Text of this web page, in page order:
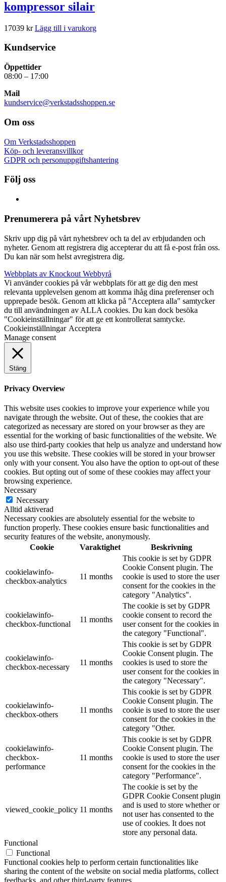
kompressor silair
17039 kr Lägg till i varukorg
Kundservice
Öppettider
08:00 – 17:00
Mail
kundservice@verkstadsshoppen.se
Om oss
Om Verkstadsshoppen
Köp- och leveransvillkor
GDPR och personuppgiftshantering
Följ oss
Prenumerera på vårt Nyhetsbrev
Skriv upp dig på vårt nyhetsbrev och ta del av erbjudanden och
nyheter. Genom att registrera dig accepterar du att få e-post från oss.
Du kan när som helst avregistrera dig.
Webbplats av Knockout Webbyrå
Vi använder cookies på vår webbplats för att ge dig den mest
relevanta upplevelsen genom att komma ihåg dina preferenser och
upprepade besök. Genom att klicka på "Acceptera alla" samtycker
du till användningen av ALLA cookies. Du kan dock besöka
"Cookieinställningar" för att ge ett kontrollerat samtycke.
Cookieinställningar Acceptera
Manage consent
Stäng
Privacy Overview
This website uses cookies to improve your experience while you
navigate through the website. Out of these, the cookies that are
categorized as necessary are stored on your browser as they are
essential for the working of basic functionalities of the website. We
also use third-party cookies that help us analyze and understand how
you use this website. These cookies will be stored in your browser
only with your consent. You also have the option to opt-out of these
cookies. But opting out of some of these cookies may affect your
browsing experience.
Necessary
Necessary
Alltid aktiverad
Necessary cookies are absolutely essential for the website to
function properly. These cookies ensure basic functionalities and
security features of the website, anonymously.
Cookie
Varaktighet Beskrivning
cookielawinfo-
checkbox-analytics
11 months
This cookie is set by GDPR
Cookie Consent plugin. The
cookie is used to store the user
consent for the cookies in the
category "Analytics".
cookielawinfo-
checkbox-functional
11 months
The cookie is set by GDPR
cookie consent to record the
user consent for the cookies in
the category "Functional".
cookielawinfo-
checkbox-necessary
11 months
This cookie is set by GDPR
Cookie Consent plugin. The
cookies is used to store the
user consent for the cookies in
the category "Necessary".
cookielawinfo-
checkbox-others
11 months
This cookie is set by GDPR
Cookie Consent plugin. The
cookie is used to store the user
consent for the cookies in the
category "Other.
cookielawinfo-
checkbox-
performance
11 months
This cookie is set by GDPR
Cookie Consent plugin. The
cookie is used to store the user
consent for the cookies in the
category "Performance".
viewed_cookie_policy 11 months
The cookie is set by the
GDPR Cookie Consent plugin
and is used to store whether or
not user has consented to the
use of cookies. It does not
store any personal data.
Functional
Functional
Functional cookies help to perform certain functionalities like
sharing the content of the website on social media platforms, collect
feedbacks, and other third-party features.